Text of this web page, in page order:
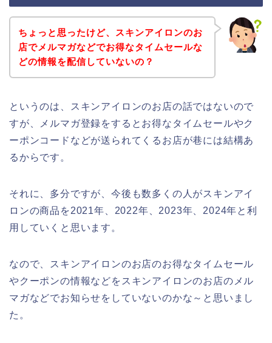
ちょっと思ったけど、スキンアイロンのお
店でメルマガなどでお得なタイムセールな
どの情報を配信していないの？
というのは、スキンアイロンのお店の話ではないので
すが、メルマガ登録をするとお得なタイムセールやク
ーポンコードなどが送られてくるお店が巷には結構あ
るからです。
それに、多分ですが、今後も数多くの人がスキンアイ
ロンの商品を2021年、2022年、2023年、2024年と利
用していくと思います。
なので、スキンアイロンのお店のお得なタイムセール
やクーポンの情報などをスキンアイロンのお店のメル
マガなどでお知らせをしていないのかな～と思いまし
た。